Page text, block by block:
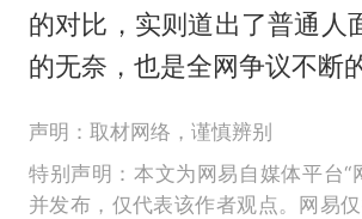
的对比，实则道出了普通人
的无奈，也是全网争议不断
声明：取材网络，谨慎辨别
特别声明：本文为网易自媒体平台“
并发布，仅代表该作者观点。网易